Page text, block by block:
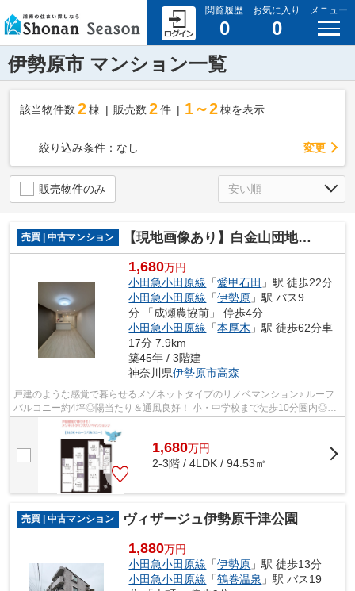
閲覧履歴
0
お気に入り
0
メニュー
伊勢原市 マンション一覧
該当物件数 2棟 販売数 2 件 1～2 棟を表示
絞り込み条件： なし 変更
販売物件のみ
売買 | 中古マンション 【現地画像あり】白金山団地8号棟
1,680万円
小田急小田原線 「愛甲石田 」駅 徒歩22分
小田急小田原線 「伊勢原 」駅 バス9
分 「成瀬農協前」 停歩4分
小田急小田原線 「本厚木 」駅 徒歩62分車
17分 7.9km
築45年 / 3階建
神奈川県伊勢原市高森
戸建のような感覚で暮らせるメゾネットタイプのリノベマンション♪ ルーフ
バルコニー約4坪◎陽当たり＆通風良好！ 小・中学校まで徒歩10分圏内◎お
子さまの登下校も安心◎ 買い物施設が近...
1,680万円
2-3階 / 4LDK / 94.53㎡
売買 | 中古マンション ヴィザージュ伊勢原千津公園
1,880万円
小田急小田原線 「伊勢原 」駅 徒歩13分
小田急小田原線 「鶴巻温泉 」駅 バス19